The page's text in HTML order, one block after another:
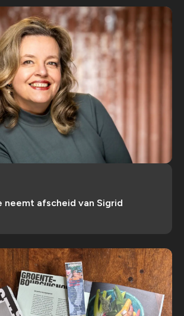
neemt afscheid van Sigrid